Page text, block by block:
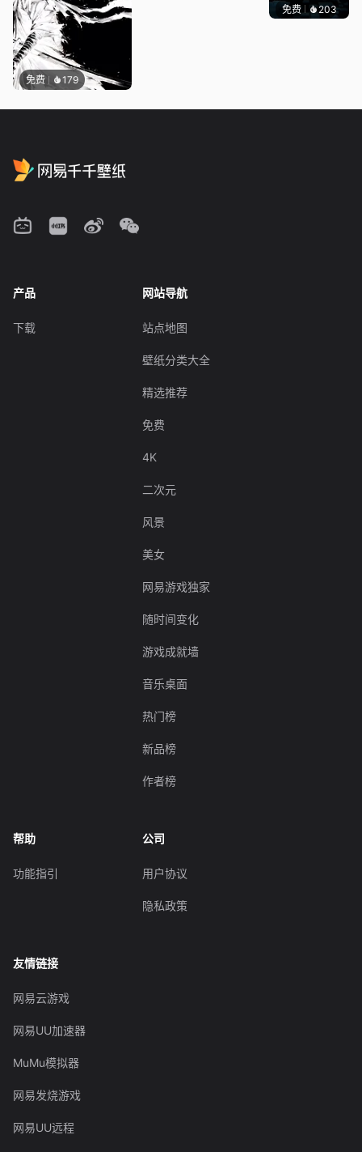
免费 179
免费 203Meowl
产品
下载
网站导航
站点地图
壁纸分类大全
精选推荐
免费
4K
二次元
风景
美女
网易游戏独家
随时间变化
游戏成就墙
音乐桌面
热门榜
新品榜
作者榜
帮助
功能指引
公司
用户协议
隐私政策
友情链接
网易云游戏
网易UU加速器
MuMu模拟器
网易发烧游戏
网易UU远程